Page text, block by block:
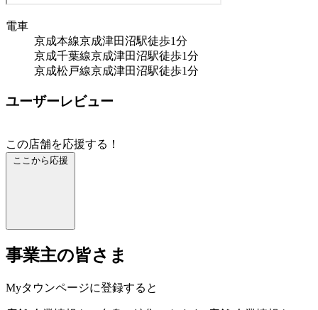
電車
京成本線京成津田沼駅徒歩1分
京成千葉線京成津田沼駅徒歩1分
京成松戸線京成津田沼駅徒歩1分
ユーザーレビュー
この店舗を応援する！
ここから応援
事業主の皆さま
Myタウンページに登録すると